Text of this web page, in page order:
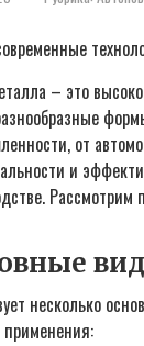
– это
от
и
Рассмотрим
несколько
применения: